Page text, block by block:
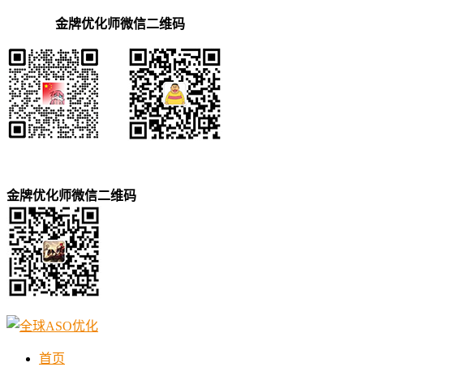
金牌优化师微信二维码
金牌优化师微信二维码
首页